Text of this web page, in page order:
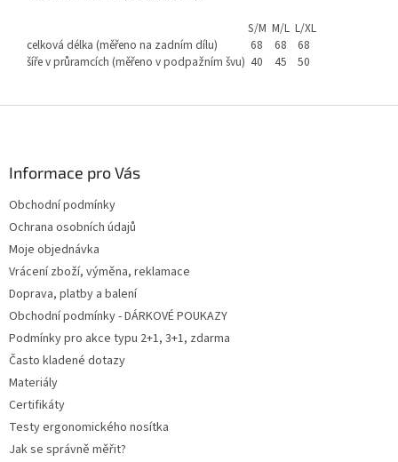
S/M M/L L/XL
celková délka (měřeno na zadním dílu)
68 68
68
šíře v průramcích (měřeno v podpažním švu) 40 45 50
Informace pro Vás
Obchodní podmínky
Ochrana osobních údajů
Moje objednávka
Vrácení zboží, výměna, reklamace
Doprava, platby a balení
Obchodní podmínky - DÁRKOVÉ POUKAZY
Podmínky pro akce typu 2+1, 3+1, zdarma
Často kladené dotazy
Materiály
Certifikáty
Testy ergonomického nosítka
Jak se správně měřit?